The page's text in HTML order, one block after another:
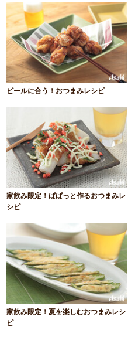
ビールに合う！おつまみレシピ
家飲み限定！ぱぱっと作るおつまみレ
シピ
家飲み限定！夏を楽しむおつまみレシ
ピ